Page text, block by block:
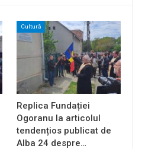
Cultură
Replica Fundației
Ogoranu la articolul
tendențios publicat de
Alba 24 despre…